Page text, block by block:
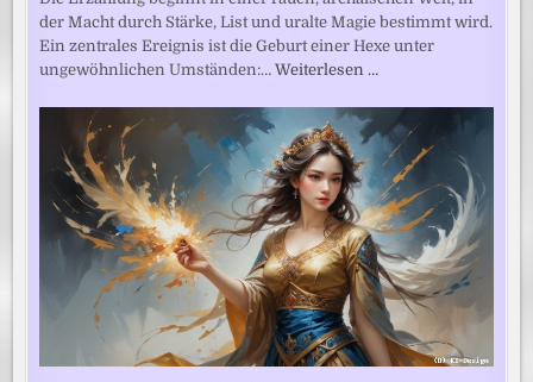
der Macht durch Stärke, List und uralte Magie bestimmt wird.
Ein zentrales Ereignis ist die Geburt einer Hexe unter
ungewöhnlichen Umständen:…Weiterlesen …